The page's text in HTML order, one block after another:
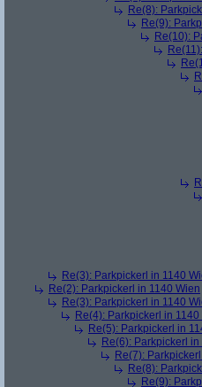
Re(8):
Re(9):
Re(10):
Re(3): Parkpickerl in 1140
Re(2): Parkpickerl in 1140 Wien
Re(3): Parkpickerl in 1140
Re(4): Parkpickerl in 1140
Re(5): Parkpickerl in
Re(6): Parkpickerl in
Re(7):
Re(8):
Re(9):